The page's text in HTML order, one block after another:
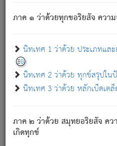
ภาค ๑ ว่าด้วยทุกขอริยสัจ ควา
นิทเทศ 1 ว่าด้วย ประเภทแล
นิทเทศ 2 ว่าด้วย ทุกข์สรุปใ
นิทเทศ 3 ว่าด้วย หลักเบ็ดเต
ภาค ๒ ว่าด้วย สมุทยอริยสัจ คว
เกิดทุกข์
ภพ ว่ามีได้เพราะวิภพ[2]: เรากล่
ปวงนั้น ก็ยังสลัดภพออกไปไม่ได้.
ก็ทุกข์นี้มีขึ้น เพราะอาศัยซึ่งอุ
เพราะความสิ้นไปแห่งอุปาท
ทุกข์จึงไม่มี.
ท่านจงดูโลกนี้เถิด (จะเห็นว่
แน่นบังหนาแล้ว; และว่า สัตว์ผู้
อันเป็นไปในที่หรือเวลาทั้งปวง[3]
ประการทั้งปวง; ภพทั้งหลายทั้ง
ความแปรปรวนเป็นธรรมดา.